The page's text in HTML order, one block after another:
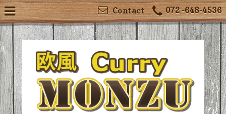
072 -648-4536
Contact